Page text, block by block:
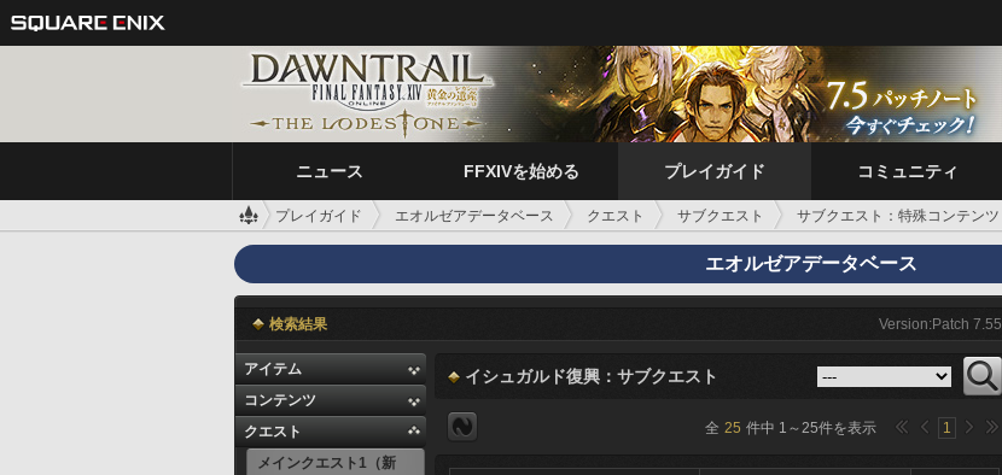
ニュース FFXIVを始める プレイガイド コミュニティ
プレイガイド エオルゼアデータベース クエスト サブクエスト サブクエスト：特殊コンテンツ
エオルゼアデータベース
検索結果 Version:Patch 7.55
アイテム
コンテンツ
クエスト
メインクエスト1（新
イシュガルド復興：サブクエスト
全 25 件中 1 ～25件を表示 1